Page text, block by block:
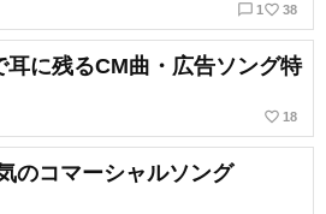
chat_bubble_outline 1 favorite_border 38
に残るCM曲・広告ソング特
favorite_border 18
のコマーシャルソング